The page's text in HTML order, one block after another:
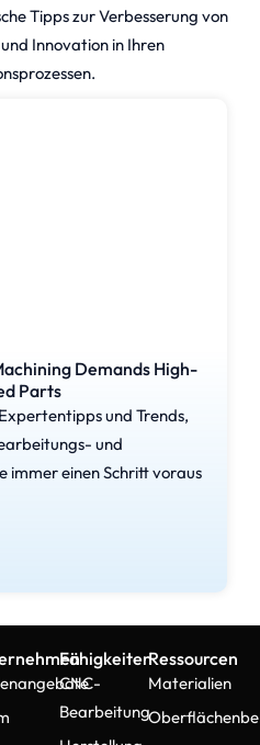
Tipps zur Verbesserung von
Innovation in Ihren
Demands High-
Parts
und Trends,
und
immer einen Schritt voraus
Fähigkeiten
CNC-
Bearbeitung
Ressourcen
Materialien